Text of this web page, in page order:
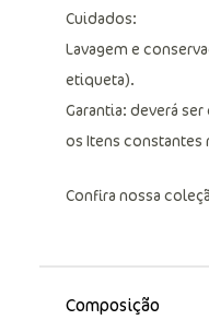
Cuidados:
Lavagem e
etiqueta).
Garantia: deverá
os Itens constantes
Confira nossa
Composição